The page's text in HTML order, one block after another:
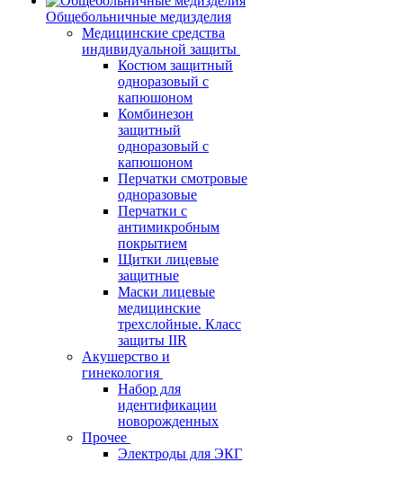
Общебольничные медизделия
Медицинские средства
индивидуальной защиты
Костюм защитный
одноразовый с
капюшоном
Комбинезон
защитный
одноразовый с
капюшоном
Перчатки смотровые
одноразовые
Перчатки с
антимикробным
покрытием
Щитки лицевые
защитные
Маски лицевые
медицинские
трехслойные. Класс
защиты IIR
Акушерство и
гинекология
Набор для
идентификации
новорожденных
Прочее
Электроды для ЭКГ